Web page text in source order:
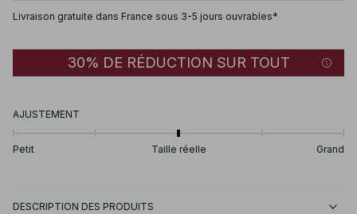
Livraison gratuite dans France sous 3-5 jours ouvrables*
30% DE RÉDUCTION SUR TOUT
AJUSTEMENT
Petit Taille réelle Grand
DESCRIPTION DES PRODUITS